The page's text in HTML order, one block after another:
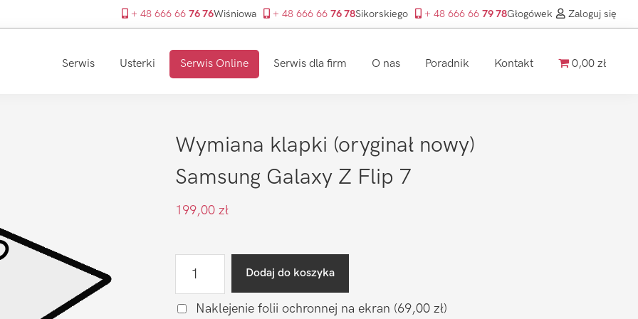
+ 48 666 66 76 76Wiśniowa + 48 666 66 76 78Sikorskiego + 48 666 66 79 78Głogówek Zaloguj się
Serwis Usterki Serwis Online Serwis dla firm O nas Poradnik Kontakt 0,00 zł
Wymiana klapki (oryginał nowy)
Samsung Galaxy Z Flip 7
199,00 zł
klapki
Dodaj do koszyka
Naklejenie folii ochronnej na ekran (69,00 zł)